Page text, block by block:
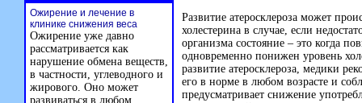
Развитие атеросклероза может
холестерина в случае, если
организма состояние – это когда
одновременно понижен уровень
развитие атеросклероза, медики
его в норме в любом возрасте и
предусматривает снижение
Ожирение и лечение в
клинике снижения веса
Ожирение уже давно
рассматривается как
нарушение обмена веществ,
в частности, углеводного и
жирового. Оно может
развиваться в любом